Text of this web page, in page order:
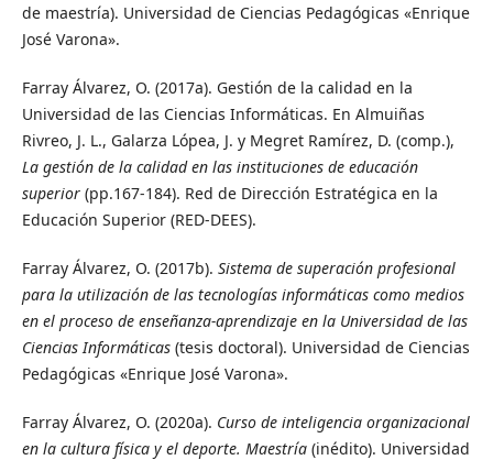
de maestría). Universidad de Ciencias Pedagógicas «Enrique
José Varona».
Farray Álvarez, O. (2017a). Gestión de la calidad en la
Universidad de las Ciencias Informáticas. En Almuiñas
Rivreo, J. L., Galarza Lópea, J. y Megret Ramírez, D. (comp.),
La gestión de la calidad en las instituciones de educación
superior(pp.167-184). Red de Dirección Estratégica en la
Educación Superior (RED-DEES).
Farray Álvarez, O. (2017b). Sistema de superación profesional
para la utilización de las tecnologías informáticas como medios
en el proceso de enseñanza-aprendizaje en la Universidad de las
Ciencias Informáticas(tesis doctoral). Universidad de Ciencias
Pedagógicas «Enrique José Varona».
Farray Álvarez, O. (2020a). Cursode inteligencia organizacional
en la cultura física y el deporte. Maestría(inédito). Universidad